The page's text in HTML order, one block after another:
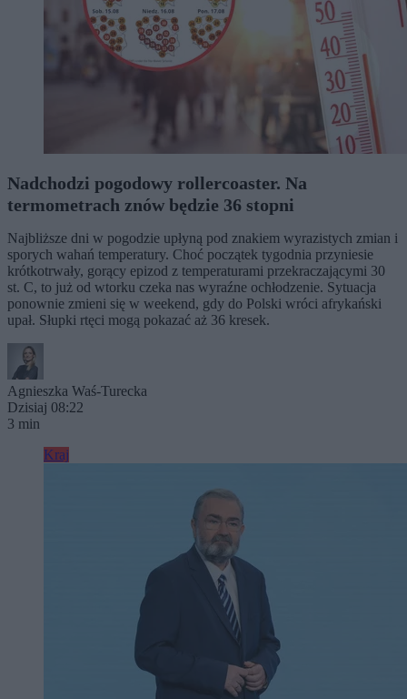
Nadchodzi pogodowy rollercoaster. Na
termometrach znów będzie 36 stopni
Najbliższe dni w pogodzie upłyną pod znakiem wyrazistych zmian i
sporych wahań temperatury. Choć początek tygodnia przyniesie
krótkotrwały, gorący epizod z temperaturami przekraczającymi 30
st. C, to już od wtorku czeka nas wyraźne ochłodzenie. Sytuacja
ponownie zmieni się w weekend, gdy do Polski wróci afrykański
upał. Słupki rtęci mogą pokazać aż 36 kresek.
Agnieszka Waś-Turecka
Dzisiaj 08:22
3 min
Kraj